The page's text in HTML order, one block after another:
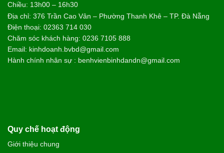
Chiều: 13h00 – 16h30
Địa chỉ: 376 Trần Cao Vân – Phường Thanh Khê – TP. Đà Nẵng
Điện thoại: 02363 714 030
Chăm sóc khách hàng: 0236 7105 888
Email: kinhdoanh.bvbd@gmail.com
Hành chính nhân sự : benhvienbinhdandn@gmail.com
Quy chế hoạt động
Giới thiệu chung